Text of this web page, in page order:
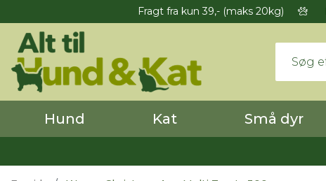
Fragt fra kun 39,- (maks 20kg)
Hund Kat Små dyr